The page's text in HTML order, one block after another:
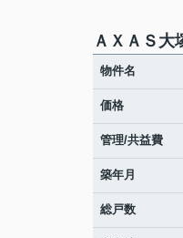
ＡＸＡＳ大
物件名
価格
管理/共益費
築年月
総戸数